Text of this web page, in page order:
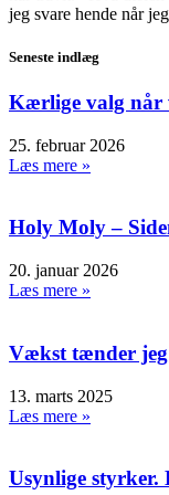
jeg svare hende når
Seneste indlæg
Kærlige valg når
25. februar 2026
Læs mere »
Holy Moly –
20. januar 2026
Læs mere »
Vækst tænder
13. marts 2025
Læs mere »
Usynlige styrker.